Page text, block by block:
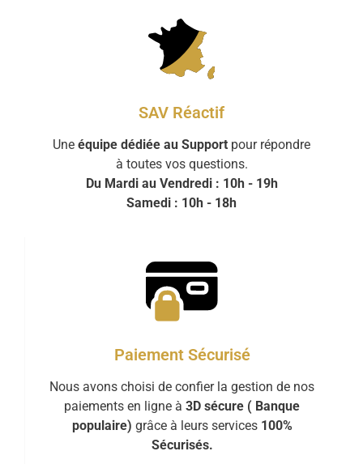
SAV Réactif
Une équipe dédiée au Support pour répondre
à toutes vos questions.
Du Mardi au Vendredi : 10h - 19h
Samedi : 10h - 18h
Paiement Sécurisé
Nous avons choisi de confier la gestion de nos
paiements en ligne à 3D sécure ( Banque
populaire) grâce à leurs services 100%
Sécurisés.